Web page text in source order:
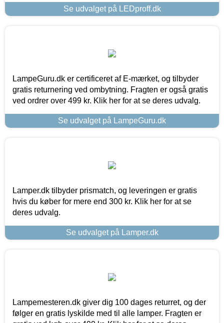
Se udvalget på LEDproff.dk
LampeGuru.dk er certificeret af E-mærket, og tilbyder
gratis returnering ved ombytning. Fragten er også gratis
ved ordrer over 499 kr. Klik her for at se deres udvalg.
Se udvalget på LampeGuru.dk
Lamper.dk tilbyder prismatch, og leveringen er gratis
hvis du køber for mere end 300 kr. Klik her for at se
deres udvalg.
Se udvalget på Lamper.dk
Lampemesteren.dk giver dig 100 dages returret, og der
følger en gratis lyskilde med til alle lamper. Fragten er